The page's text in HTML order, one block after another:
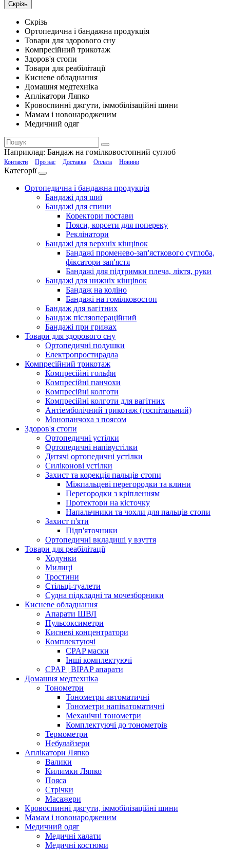
Скрізь
Скрізь
Ортопедична і бандажна продукція
Товари для здорового сну
Компресійний трикотаж
Здоров'я стопи
Товари для реабілітації
Кисневе обладнання
Домашня медтехніка
Аплікатори Ляпко
Кровоспинні джгути, іммобілізаційні шини
Мамам і новонародженим
Медичний одяг
Наприклад: Бандаж на гомілковостопний суглоб
Контакти Про нас Доставка Оплата Новини
Категорії
Ортопедична і бандажна продукція
Бандажі для шиї
Бандажі для спини
Коректори постави
Пояси, корсети для попереку
Реклінатори
Бандажі для верхніх кінцівок
Бандажі променево-зап'ясткового суглоба,
фіксатори зап'ястя
Бандажі для підтримки плеча, ліктя, руки
Бандажі для нижніх кінцівок
Бандаж на коліно
Бандажі на гомілковостоп
Бандаж для вагітних
Бандаж післяопераційний
Бандажі при грижах
Товари для здорового сну
Ортопедичні подушки
Електропростирадла
Компресійний трикотаж
Компресійні гольфи
Компресійні панчохи
Компресійні колготи
Компресійні колготи для вагітних
Антіемболічний трикотаж (госпітальний)
Монопанчоха з поясом
Здоров'я стопи
Ортопедичні устілки
Ортопедичні напівустілки
Дитячі ортопедичні устілки
Силіконові устілки
Захист та корекція пальців стопи
Міжпальцеві перегородки та клини
Перегородки з кріпленням
Протектори на кісточку
Напальчники та чохли для пальців стопи
Захист п'яти
Підп'яточники
Ортопедичні вкладиші у взуття
Товари для реабілітації
Ходунки
Милиці
Тростини
Стільці-туалети
Судна підкладні та мочезборники
Кисневе обладнання
Апарати ШВЛ
Пульсоксиметри
Кисневі концентратори
Комплектуючі
CPAP маски
Інші комплектуючі
CPAP | BIPAP апарати
Домашня медтехніка
Тонометри
Тонометри автоматичні
Тонометри напіватоматичні
Механічні тонометри
Комплектуючі до тонометрів
Термометри
Небулайзери
Аплікатори Ляпко
Валики
Килимки Ляпко
Пояса
Стрічки
Масажери
Кровоспинні джгути, іммобілізаційні шини
Мамам і новонародженим
Медичний одяг
Медичні халати
Медичні костюми